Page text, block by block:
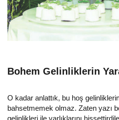
Bohem Gelinliklerin
O kadar anlattık, bu hoş
bahsetmemek olmaz. Zaten yazı
gelinlikleri ile varlıklarını